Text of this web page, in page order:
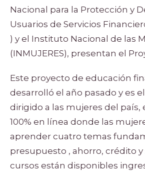
Nacional para la Protección y
Usuarios de Servicios
) y el Instituto Nacional de las
(INMUJERES), presentan el
Este proyecto de educación
desarrolló el año pasado y es
dirigido a las mujeres del país,
100% en línea donde las
aprender cuatro temas
presupuesto , ahorro, crédito y
cursos están disponibles